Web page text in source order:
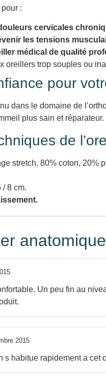
:
cervicales
les tensions
médical de qualité
oreillers trop souples ou
pour
dans le domaine de
plus sain et réparateur.
de
stretch, 80% coton, 20%
/ 8 cm.
Un peu fin au
2015
s habitue rapidement a cet